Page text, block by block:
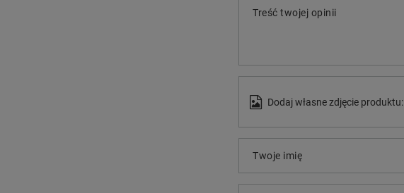
Treść twojej opinii
Dodaj własne zdjęcie produktu:
Twoje imię